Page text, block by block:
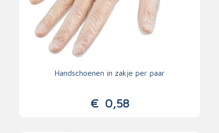
Handschoenen in zakje per paar
€0,58